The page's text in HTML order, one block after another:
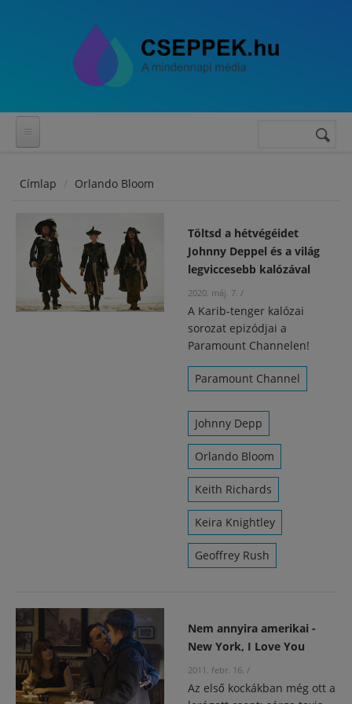
Keresés
Címlap Orlando Bloom
Töltsd a hétvégéidet
Johnny Deppel és a világ
legviccesebb kalózával
2020. máj. 7. /
A Karib-tenger kalózai
sorozat epizódjai a
Paramount Channelen!
Paramount Channel
Johnny Depp
Orlando Bloom
Keith Richards
Keira Knightley
Geoffrey Rush
Nem annyira amerikai -
New York, I Love You
2011. febr. 16. /
Az első kockákban még ott a